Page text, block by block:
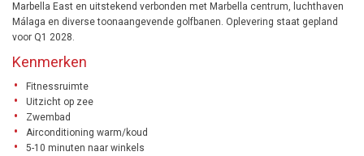
Marbella East en uitstekend verbonden met Marbella centrum, luchthaven
Málaga en diverse toonaangevende golfbanen. Oplevering staat gepland
voor Q1 2028.
Kenmerken
Fitnessruimte
Uitzicht op zee
Zwembad
Airconditioning warm/koud
5-10 minuten naar winkels